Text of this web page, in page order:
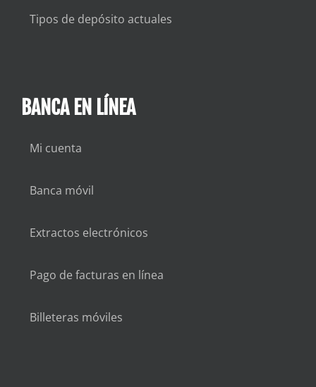
Tipos de depósito actuales
BANCA EN LÍNEA
Mi cuenta
Banca móvil
Extractos electrónicos
Pago de facturas en línea
Billeteras móviles